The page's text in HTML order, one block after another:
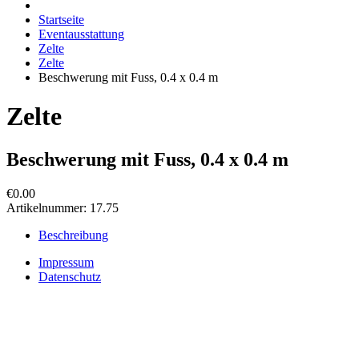
Startseite
Eventausstattung
Zelte
Zelte
Beschwerung mit Fuss, 0.4 x 0.4 m
Zelte
Beschwerung mit Fuss, 0.4 x 0.4 m
€0.00
Artikelnummer: 17.75
Beschreibung
Impressum
Datenschutz